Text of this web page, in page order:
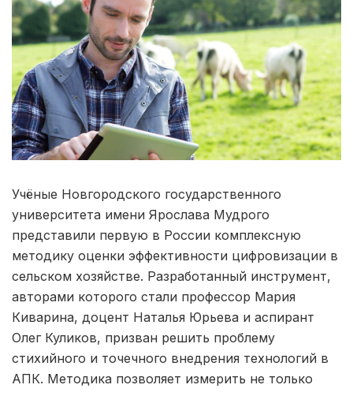
Учёные Новгородского государственного
университета имени Ярослава Мудрого
представили первую в России комплексную
методику оценки эффективности цифровизации в
сельском хозяйстве. Разработанный инструмент,
авторами которого стали профессор Мария
Киварина, доцент Наталья Юрьева и аспирант
Олег Куликов, призван решить проблему
стихийного и точечного внедрения технологий в
АПК. Методика позволяет измерить не только